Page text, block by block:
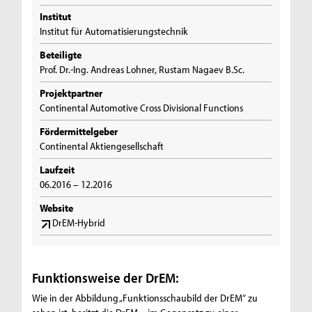
Institut
Institut für Automatisierungstechnik
Beteiligte
Prof. Dr.-Ing. Andreas Lohner, Rustam Nagaev B.Sc.
Projektpartner
Continental Automotive Cross Divisional Functions
Fördermittelgeber
Continental Aktiengesellschaft
Laufzeit
06.2016 – 12.2016
Website
DrEM-Hybrid
Funktionsweise der DrEM:
Wie in der Abbildung „Funktionsschaubild der DrEM“ zu